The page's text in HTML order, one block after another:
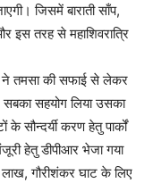
जिसमें बाराती साँप,
इस तरह से महाशिवरात्रि
ने तमसा की सफाई से लेकर
सहयोग लिया उसका
सौन्दर्यी करण हेतु पार्कों
हेतु डीपीआर भेजा गया
लाख, गौरीशंकर घाट के लिए